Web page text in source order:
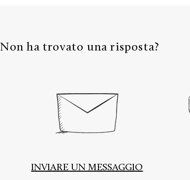
Non ha trovato una risposta?
INVIARE UN MESSAGGIO